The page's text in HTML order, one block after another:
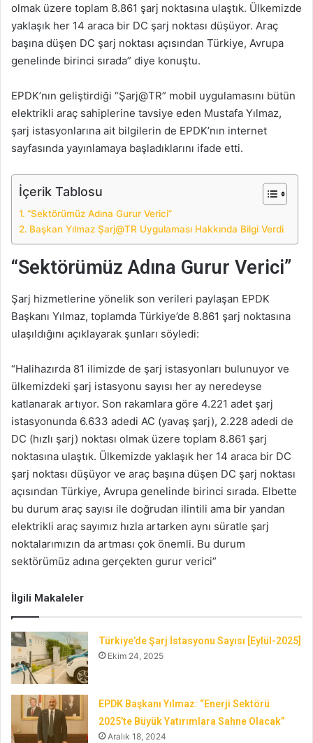
olmak üzere toplam 8.861 şarj noktasına ulaştık. Ülkemizde
yaklaşık her 14 araca bir DC şarj noktası düşüyor. Araç
başına düşen DC şarj noktası açısından Türkiye, Avrupa
genelinde birinci sırada” diye konuştu.
EPDK’nın geliştirdiği “Şarj@TR” mobil uygulamasını bütün
elektrikli araç sahiplerine tavsiye eden Mustafa Yılmaz,
şarj istasyonlarına ait bilgilerin de EPDK’nın internet
sayfasında yayınlamaya başladıklarını ifade etti.
İçerik Tablosu
“Sektörümüz Adına Gurur Verici”
Başkan Yılmaz Şarj@TR Uygulaması Hakkında Bilgi Verdi
“Sektörümüz Adına Gurur Verici”
Şarj hizmetlerine yönelik son verileri paylaşan EPDK
Başkanı Yılmaz, toplamda Türkiye’de 8.861 şarj noktasına
ulaşıldığını açıklayarak şunları söyledi:
“Halihazırda 81 ilimizde de şarj istasyonları bulunuyor ve
ülkemizdeki şarj istasyonu sayısı her ay neredeyse
katlanarak artıyor. Son rakamlara göre 4.221 adet şarj
istasyonunda 6.633 adedi AC (yavaş şarj), 2.228 adedi de
DC (hızlı şarj) noktası olmak üzere toplam 8.861 şarj
noktasına ulaştık. Ülkemizde yaklaşık her 14 araca bir DC
şarj noktası düşüyor ve araç başına düşen DC şarj noktası
açısından Türkiye, Avrupa genelinde birinci sırada. Elbette
bu durum araç sayısı ile doğrudan ilintili ama bir yandan
elektrikli araç sayımız hızla artarken aynı süratle şarj
noktalarımızın da artması çok önemli. Bu durum
sektörümüz adına gerçekten gurur verici”
İlgili Makaleler
Türkiye’de Şarj İstasyonu Sayısı [Eylül-2025]
Ekim 24, 2025
EPDK Başkanı Yılmaz: “Enerji Sektörü
2025’te Büyük Yatırımlara Sahne Olacak”
Aralık 18, 2024